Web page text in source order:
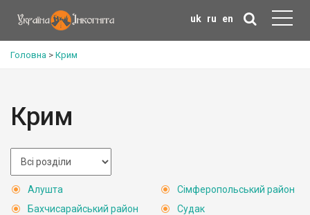
uk ru en
Головна > Крим
Крим
Алушта
Бахчисарайський район
Сімферопольський район
Судак